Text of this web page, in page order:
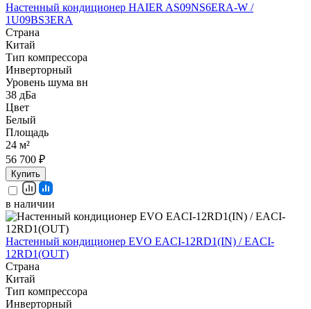
Настенный кондиционер HAIER AS09NS6ERA-W /
1U09BS3ERA
Страна
Китай
Тип компрессора
Инверторный
Уровень шума вн
38 дБа
Цвет
Белый
Площадь
24 м²
56 700 ₽
Купить
в наличии
Настенный кондиционер EVO EACI-12RD1(IN) / EACI-
12RD1(OUT)
Страна
Китай
Тип компрессора
Инверторный